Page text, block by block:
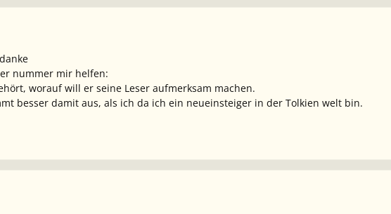
nummer mir helfen:
worauf will er seine Leser aufmerksam machen.
besser damit aus, als ich da ich ein neueinsteiger in der Tolkien welt bin.